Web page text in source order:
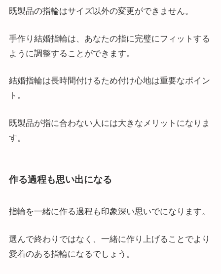
既製品の指輪はサイズ以外の変更ができません。
手作り結婚指輪は、あなたの指に完璧にフィットする
ように調整することができます。
結婚指輪は長時間付けるため付け心地は重要なポイン
ト。
既製品が指に合わない人には大きなメリットになりま
す。
作る過程も思い出になる
指輪を一緒に作る過程も印象深い思いでになります。
選んで終わりではなく、一緒に作り上げることでより
愛着のある指輪になるでしょう。